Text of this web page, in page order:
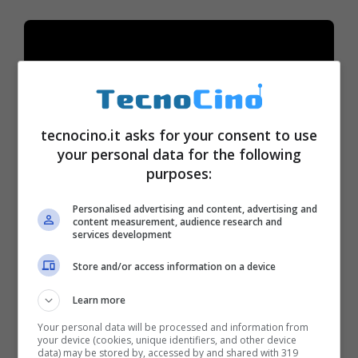
Dopo aver attivato l’Activation Lock,
chiunque desideri accedere al dispositivo
dati del dispositivo o ripristinarlo, dovrà
inserire le credenziali utente corrette.
tecnocino.it asks for your consent to use
your personal data for the following
purposes:
Personalised advertising and content, advertising and
content measurement, audience research and
services development
Store and/or access information on a device
Learn more
Your personal data will be processed and information from
your device (cookies, unique identifiers, and other device
data) may be stored by, accessed by and shared with 319